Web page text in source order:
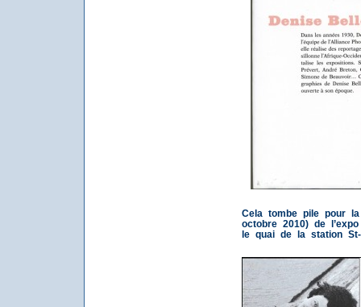
Cela tombe pile pour
octobre 2010) de
le quai de la station St-